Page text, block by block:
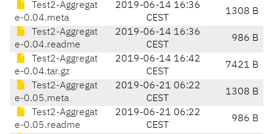
Test2-Aggregat
e-0.04.meta
2019-06-14 16:36
CEST
1308 B
Test2-Aggregat
e-0.04.readme
2019-06-14 16:36
CEST
986 B
Test2-Aggregat
e-0.04.tar.gz
2019-06-14 16:42
CEST
7421 B
Test2-Aggregat
e-0.05.meta
2019-06-21 06:22
CEST
1308 B
Test2-Aggregat
e-0.05.readme
2019-06-21 06:22
CEST
986 B